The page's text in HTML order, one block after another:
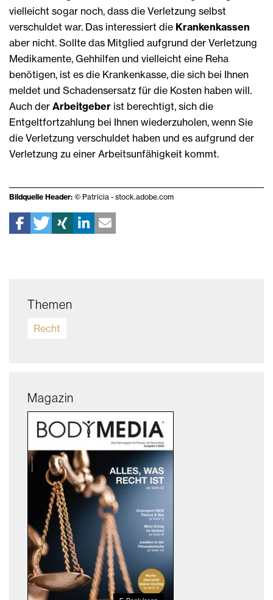
vielleicht sogar noch, dass die Verletzung selbst
verschuldet war. Das interessiert die Krankenkassen
aber nicht. Sollte das Mitglied aufgrund der Verletzung
Medikamente, Gehhilfen und vielleicht eine Reha
benötigen, ist es die Krankenkasse, die sich bei Ihnen
meldet und Schadensersatz für die Kosten haben will.
Auch der Arbeitgeber ist berechtigt, sich die
Entgeltfortzahlung bei Ihnen wiederzuholen, wenn Sie
die Verletzung verschuldet haben und es aufgrund der
Verletzung zu einer Arbeitsunfähigkeit kommt.
Bildquelle Header: © Patricia - stock.adobe.com
Themen
Recht
Magazin